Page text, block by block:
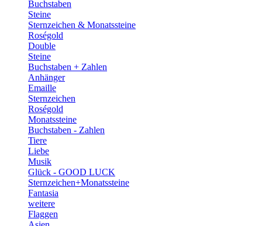
Buchstaben
Steine
Sternzeichen & Monatssteine
Roségold
Double
Steine
Buchstaben + Zahlen
Anhänger
Emaille
Sternzeichen
Roségold
Monatssteine
Buchstaben - Zahlen
Tiere
Liebe
Musik
Glück - GOOD LUCK
Sternzeichen+Monatssteine
Fantasia
weitere
Flaggen